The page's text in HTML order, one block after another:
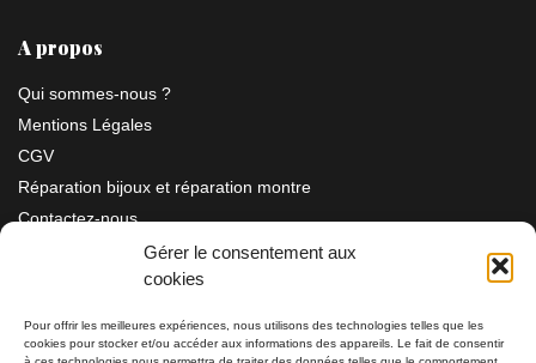
Gérer le consentement aux
cookies
Pour offrir les meilleures expériences, nous utilisons des technologies telles que les
cookies pour stocker et/ou accéder aux informations des appareils. Le fait de consentir
A propos
Qui sommes-nous ?
Mentions Légales
CGV
Réparation bijoux et réparation montre
Contactez-nous
Information